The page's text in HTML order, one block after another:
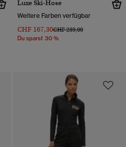
Luxe Ski-Hose
Weitere Farben verfügbar
CHF 167,30Preis wurde reduziert von
CHF 239,00bis
Du sparst 30 %